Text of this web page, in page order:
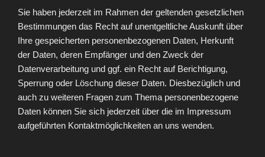
Sie haben jederzeit im Rahmen der geltenden gesetzlichen
Bestimmungen das Recht auf unentgeltliche Auskunft über
Ihre gespeicherten personenbezogenen Daten, Herkunft
der Daten, deren Empfänger und den Zweck der
Datenverarbeitung und ggf. ein Recht auf Berichtigung,
Sperrung oder Löschung dieser Daten. Diesbezüglich und
auch zu weiteren Fragen zum Thema personenbezogene
Daten können Sie sich jederzeit über die im Impressum
aufgeführten Kontaktmöglichkeiten an uns wenden.